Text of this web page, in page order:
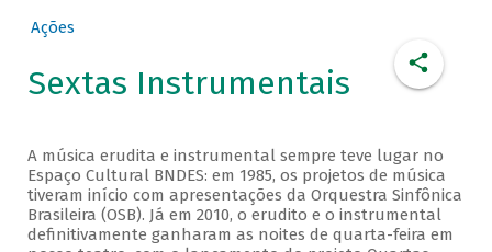
Ações
Sextas Instrumentais
A música erudita e instrumental sempre teve lugar no
Espaço Cultural BNDES: em 1985, os projetos de música
tiveram início com apresentações da Orquestra Sinfônica
Brasileira (OSB). Já em 2010, o erudito e o instrumental
definitivamente ganharam as noites de quarta-feira em